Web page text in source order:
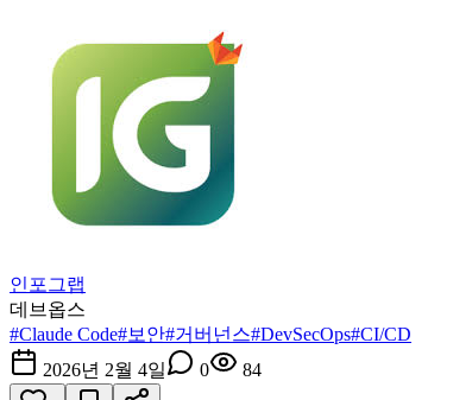
인포그랩
데브옵스
#Claude Code#보안#거버넌스#DevSecOps#CI/CD
2026년 2월 4일
0 84